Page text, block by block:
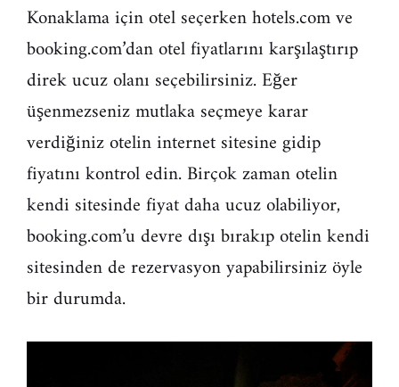
Konaklama için otel seçerken hotels.com ve
booking.com’dan otel fiyatlarını karşılaştırıp
direk ucuz olanı seçebilirsiniz. Eğer
üşenmezseniz mutlaka seçmeye karar
verdiğiniz otelin internet sitesine gidip
fiyatını kontrol edin. Birçok zaman otelin
kendi sitesinde fiyat daha ucuz olabiliyor,
booking.com’u devre dışı bırakıp otelin kendi
sitesinden de rezervasyon yapabilirsiniz öyle
bir durumda.